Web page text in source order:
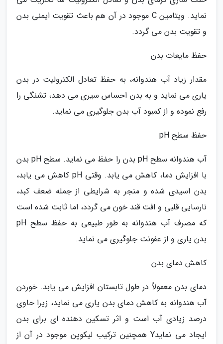
نماید. ویتامین C موجود در آن هم باعث تقویت ایمنی بدن
و تقویت بدن می گردد.
حفظ مایعات بدن
مقدار زیاد آب هندوانه، به حفظ تعادل الکترولیت در بدن
یاری می نماید و به بدن احساس سیری می دهد، تشنگی را
رفع نموده و از کمبود آب بدن جلوگیری می نماید.
حفظ سطح pH
آب هندوانه سطح pH بدن را حفظ می نماید. سطح pH بدن
با افزایش دما، کاهش می یابد. وقتی pH کاهش می یابد،
بدن اسیدی شده و منجر به شرایطی از جمله ضعف کبد،
نارسایی قلبی و افت قند خون می گردد، اما ثابت شده است
که مصرف آب هندوانه به طور طبیعی به حفظ سطح pH
بدن یاری و از عفونت جلوگیری می نماید.
کاهش دمای بدن
دمای بدن معمولاً در طول تابستان افزایش می یابد. خوردن
آب هندوانه به کاهش دمای بدن یاری می نماید، زیرا حاوی
درصد زیادی آب است و اثر تسکین دهنده ای برای بدن
ایجاد می نمایدY همچنین ترکیب لیکوپن موجود در آن از